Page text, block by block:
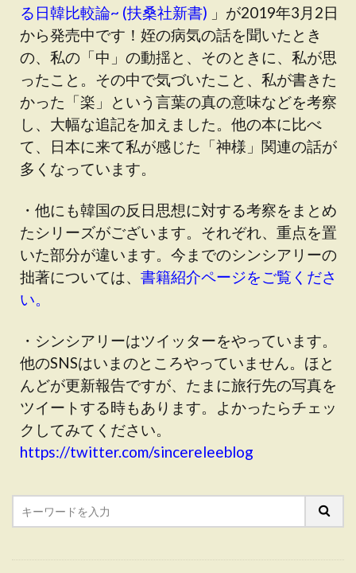
る日韓比較論~ (扶桑社新書) 」が2019年3月2日
から発売中です！姪の病気の話を聞いたとき
の、私の「中」の動揺と、そのときに、私が思
ったこと。その中で気づいたこと、私が書きた
かった「楽」という言葉の真の意味などを考察
し、大幅な追記を加えました。他の本に比べ
て、日本に来て私が感じた「神様」関連の話が
多くなっています。
・他にも韓国の反日思想に対する考察をまとめ
たシリーズがございます。それぞれ、重点を置
いた部分が違います。今までのシンシアリーの
拙著については、 書籍紹介ページをご覧くださ
い。
・シンシアリーはツイッターをやっています。
他のSNSはいまのところやっていません。ほと
んどが更新報告ですが、たまに旅行先の写真を
ツイートする時もあります。よかったらチェッ
クしてみてください。
https://twitter.com/sincereleeblog